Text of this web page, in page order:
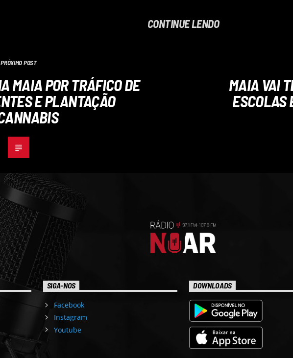
CONTINUE LENDO
PRÓXIMO POST
MAIA POR TRÁFICO DE
E PLANTAÇÃO
MAIA VAI
ESCOLAS
SIGA-NOS
Facebook
Instagram
Youtube
DOWNLOADS